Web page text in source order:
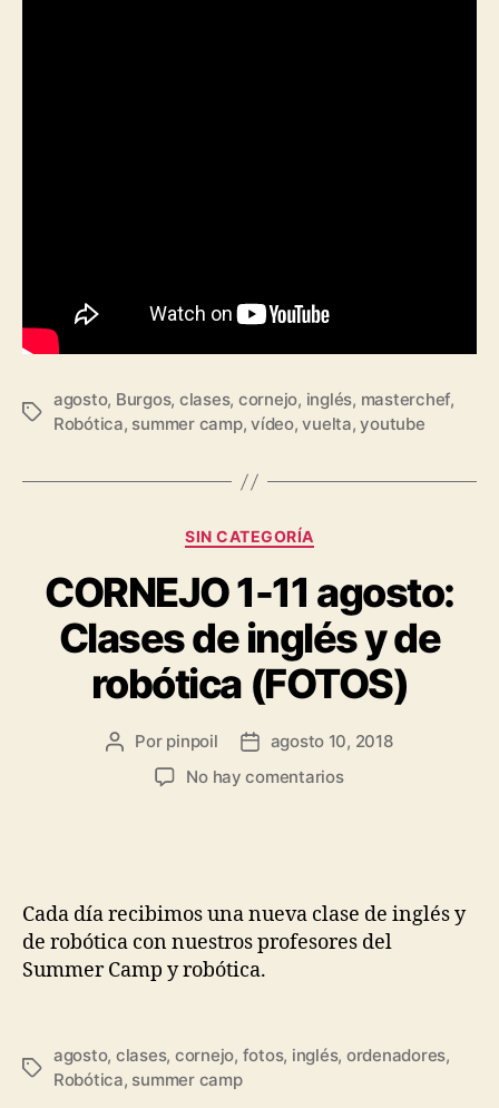
agosto, Burgos, clases, cornejo, inglés, masterchef,
Robótica, summer camp,vídeo,vuelta,youtube
SIN CATEGORÍA
CORNEJO 1-11 agosto:
Clases de inglés y de
robótica (FOTOS)
Por pinpoil
agosto 10, 2018
No hay comentarios
Cada día recibimos una nueva clase de inglés y
de robótica con nuestros profesores del
Summer Camp y robótica.
agosto, clases, cornejo, fotos, inglés, ordenadores,
Robótica, summer camp